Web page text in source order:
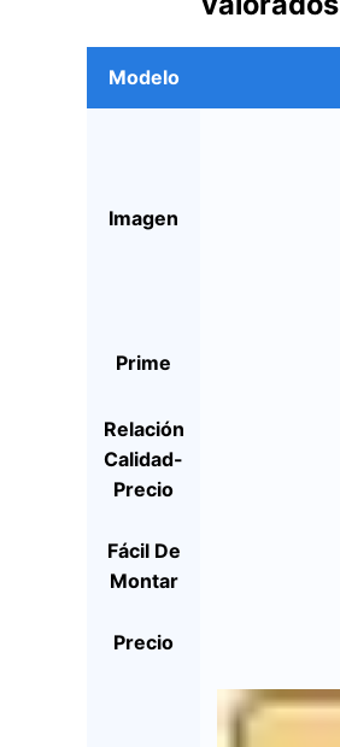
Modelo
Imagen
Prime
Relación
Calidad-
Precio
Fácil De
Montar
Precio